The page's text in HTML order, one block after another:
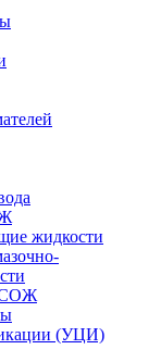
жидкости
СОЖ
(УЦИ)